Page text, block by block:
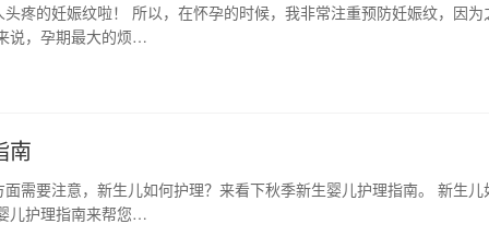
疼的妊娠纹啦！ 所以，在怀孕的时候，我非常注重预防妊娠纹，因为
说，孕期最大的烦…
南
需要注意，新生儿如何护理？来看下秋季新生婴儿护理指南。 新生儿
儿护理指南来帮您…